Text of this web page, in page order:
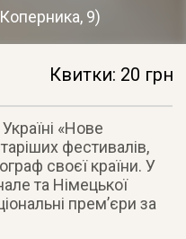
9)
Квитки: 20 грн
«Нове
фестивалів,
своєї країни. У
та Німецької
прем’єри за